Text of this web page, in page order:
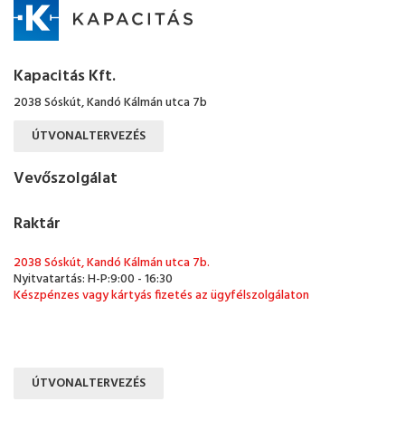
Kapacitás Kft.
2038 Sóskút, Kandó Kálmán utca 7b
ÚTVONALTERVEZÉS
Vevőszolgálat
Raktár
2038 Sóskút, Kandó Kálmán utca 7b.
Nyitvatartás: H-P:9:00 - 16:30
Készpénzes vagy kártyás fizetés az ügyfélszolgálaton
ÚTVONALTERVEZÉS